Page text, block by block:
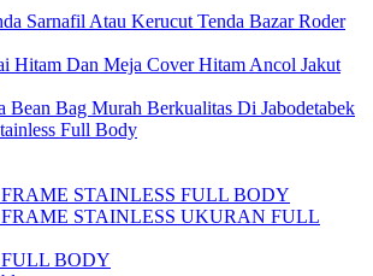
Sarnafil Atau Kerucut Tenda Bazar Roder
Hitam Dan Meja Cover Hitam Ancol Jakut
Bean Bag Murah Berkualitas Di Jabodetabek
Full Body
STAINLESS FULL BODY
STAINLESS UKURAN FULL
BODY